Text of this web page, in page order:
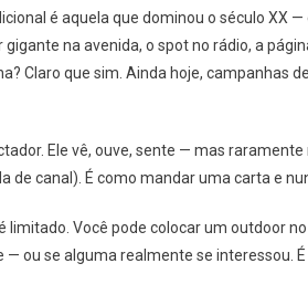
é aquela que dominou o século XX —
na avenida, o spot no rádio, a
Claro que sim. Ainda hoje, campanhas
Ele vê, ouve, sente — mas
de canal). É como mandar uma carta e
limitado. Você pode colocar um outdoor
ou se alguma realmente se interessou.